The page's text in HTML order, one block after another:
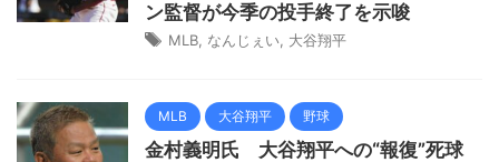
ン監督が今季の投手終了を示唆
MLB なんじぇい 大谷翔平
MLB 大谷翔平 野球
金村義明氏 大谷翔平への“報復”死球